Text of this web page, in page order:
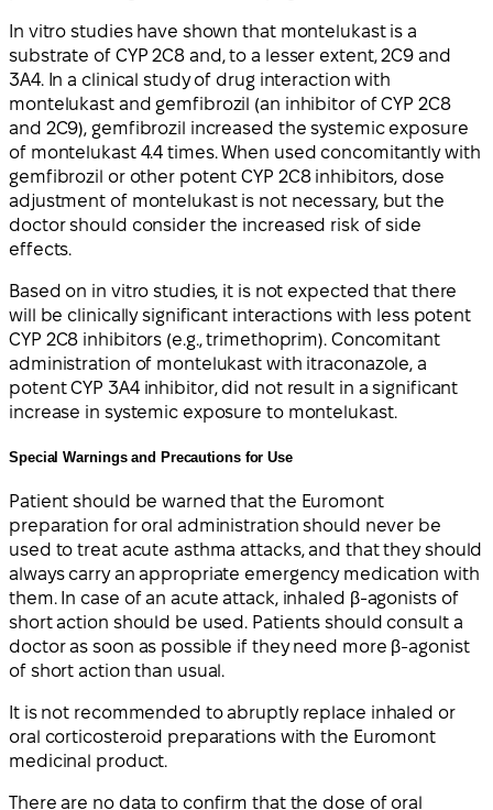
In vitro studies have shown that montelukast is a
substrate of CYP 2C8 and, to a lesser extent, 2C9 and
3A4. In a clinical study of drug interaction with
montelukast and gemfibrozil (an inhibitor of CYP 2C8
and 2C9), gemfibrozil increased the systemic exposure
of montelukast 4.4 times. When used concomitantly with
gemfibrozil or other potent CYP 2C8 inhibitors, dose
adjustment of montelukast is not necessary, but the
doctor should consider the increased risk of side
effects.
Based on in vitro studies, it is not expected that there
will be clinically significant interactions with less potent
CYP 2C8 inhibitors (e.g., trimethoprim). Concomitant
administration of montelukast with itraconazole, a
potent CYP 3A4 inhibitor, did not result in a significant
increase in systemic exposure to montelukast.
Special Warnings and Precautions for Use
Patient should be warned that the Euromont
preparation for oral administration should never be
used to treat acute asthma attacks, and that they should
always carry an appropriate emergency medication with
them. In case of an acute attack, inhaled β-agonists of
short action should be used. Patients should consult a
doctor as soon as possible if they need more β-agonist
of short action than usual.
It is not recommended to abruptly replace inhaled or
oral corticosteroid preparations with the Euromont
medicinal product.
There are no data to confirm that the dose of oral